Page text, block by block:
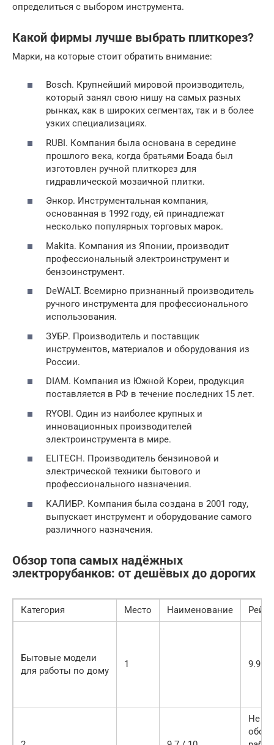
определиться с выбором инструмента.
Какой фирмы лучше выбрать плиткорез?
Марки, на которые стоит обратить внимание:
Bosch. Крупнейший мировой производитель,
который занял свою нишу на самых разных
рынках, как в широких сегментах, так и в более
узких специализациях.
RUBI. Компания была основана в середине
прошлого века, когда братьями Боада был
изготовлен ручной плиткорез для
гидравлической мозаичной плитки.
Энкор. Инструментальная компания,
основанная в 1992 году, ей принадлежат
несколько популярных торговых марок.
Makita. Компания из Японии, производит
профессиональный электроинструмент и
бензоинструмент.
DeWALT. Всемирно признанный производитель
ручного инструмента для профессионального
использования.
ЗУБР. Производитель и поставщик
инструментов, материалов и оборудования из
России.
DIAM. Компания из Южной Кореи, продукция
поставляется в РФ в течение последних 15 лет.
RYOBI. Один из наиболее крупных и
инновационных производителей
электроинструмента в мире.
ELITECH. Производитель бензиновой и
электрической техники бытового и
профессионального назначения.
КАЛИБР. Компания была создана в 2001 году,
выпускает инструмент и оборудование самого
различного назначения.
Обзор топа самых надёжных
электрорубанков: от дешёвых до дорогих
Категория Место Наименование
Бытовые модели
для работы по дому
1 9.9 /
Не